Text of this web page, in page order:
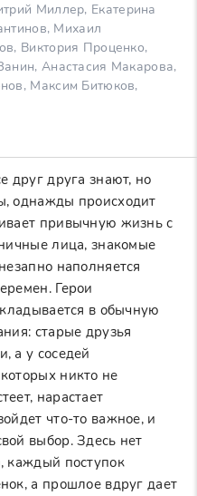
Миллер, Екатерина
Михаил
Виктория Проценко,
Анастасия Макарова,
Максим Битюков,
друг друга знают, но
однажды происходит
привычную жизнь с
лица, знакомые
наполняется
Герои
в обычную
старые друзья
а у соседей
никто не
нарастает
что-то важное, и
выбор. Здесь нет
каждый поступок
а прошлое вдруг дает